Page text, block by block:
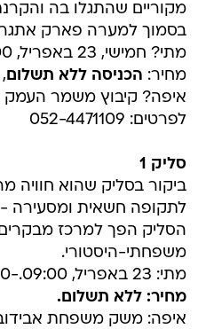
מקוריים שהתגלו בה
בסמוך למערה פארק
מתי? חמישי, 23 באפריל, 9:00-16:00
מחיר: הכניסה ללא תשלום
איפה? קיבוץ משמר העמק
לפרטים: 052-4471109
סליק 1
ביקור בסליק שהוא
לתקופה חשאית ומסעירה
הסליק הפך למרכז מבקרים
משפחתי-היסטורי.
מתי: 23 באפריל, 09:00.-15:00. בתאום מראש
מחיר:ללא תשלום.
איפה: משק משפחת